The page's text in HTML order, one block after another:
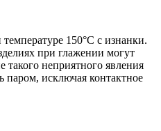
150°С с изнанки.
при глажении могут
такого неприятного явления
паром, исключая контактное